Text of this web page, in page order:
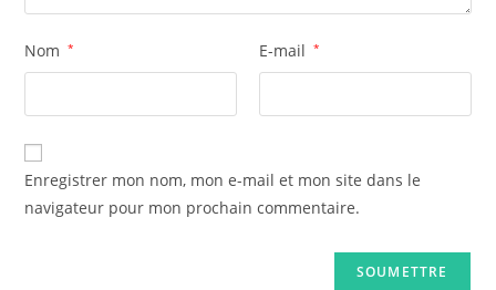
Nom * E-mail *
Enregistrer mon nom, mon e-mail et mon site dans le
navigateur pour mon prochain commentaire.